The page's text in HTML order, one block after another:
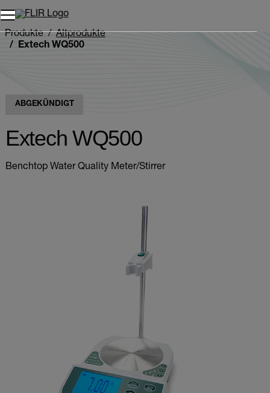
Unread messages
Entfernen
Elemente
Element
In den Warenkorb
Im Warenkorb
Produkte
Altprodukte
Extech WQ500
ABGEKÜNDIGT
Extech WQ500
Benchtop Water Quality Meter/Stirrer